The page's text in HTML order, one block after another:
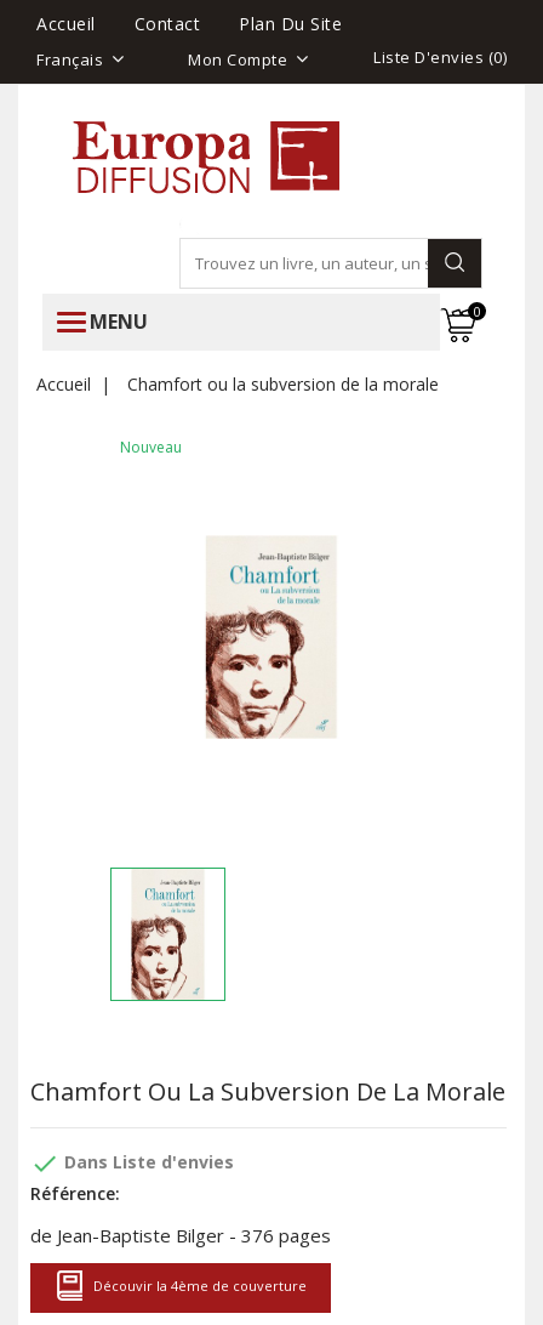
Accueil Contact Plan Du Site
Français Mon Compte Liste D'envies (0)
MENU 0
Accueil Chamfort ou la subversion de la morale
Nouveau
Chamfort Ou La Subversion De La Morale
done Dans Liste d'envies
Référence:
de Jean-Baptiste Bilger - 376 pages
Découvir la 4ème de couverture